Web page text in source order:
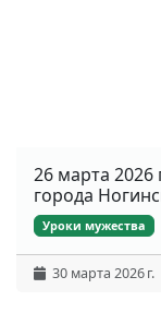
26 марта 2026
города
Уроки мужества
30 марта 2026 г.